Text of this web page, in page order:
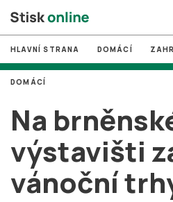
# MUNI
# Brno
# volby
login PŘIHLÁSIT SE
HLAVNÍ STRANA DOMÁCÍ
Na
výstavišti
vánoční
DOMÁCÍ